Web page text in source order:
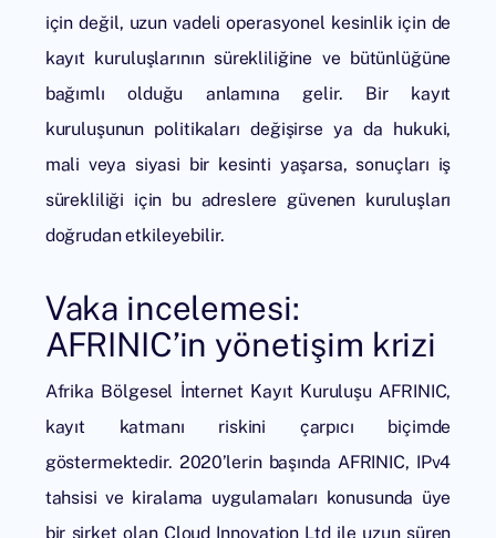
için değil, uzun vadeli operasyonel kesinlik için de
kayıt kuruluşlarının sürekliliğine ve bütünlüğüne
bağımlı olduğu anlamına gelir. Bir kayıt
kuruluşunun politikaları değişirse ya da hukuki,
mali veya siyasi bir kesinti yaşarsa, sonuçları iş
sürekliliği için bu adreslere güvenen kuruluşları
doğrudan etkileyebilir.
Vaka incelemesi:
AFRINIC’in yönetişim krizi
Afrika Bölgesel İnternet Kayıt Kuruluşu AFRINIC,
kayıt katmanı riskini çarpıcı biçimde
göstermektedir. 2020’lerin başında AFRINIC, IPv4
tahsisi ve kiralama uygulamaları konusunda üye
bir şirket olan Cloud Innovation Ltd ile uzun süren